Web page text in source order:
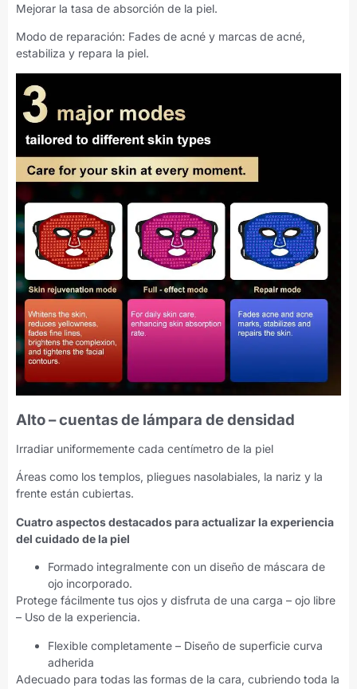
Mejorar la tasa de absorción de la piel.
Modo de reparación: Fades de acné y marcas de acné,
estabiliza y repara la piel.
Alto – cuentas de lámpara de densidad
Irradiar uniformemente cada centímetro de la piel
Áreas como los templos, pliegues nasolabiales, la nariz y la
frente están cubiertas.
Cuatro aspectos destacados para actualizar la experiencia
del cuidado de la piel
Formado integralmente con un diseño de máscara de
ojo incorporado.
Protege fácilmente tus ojos y disfruta de una carga – ojo libre
– Uso de la experiencia.
Flexible completamente – Diseño de superficie curva
adherida
Adecuado para todas las formas de la cara, cubriendo toda la